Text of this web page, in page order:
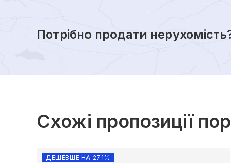
Потрібно продати
Схожі пропозиції
ДЕШЕВШЕ НА 27.1%